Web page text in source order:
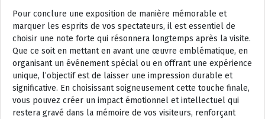
Pour conclure une exposition de manière mémorable et
marquer les esprits de vos spectateurs, il est essentiel de
choisir une note forte qui résonnera longtemps après la visite.
Que ce soit en mettant en avant une œuvre emblématique, en
organisant un événement spécial ou en offrant une expérience
unique, l’objectif est de laisser une impression durable et
significative. En choisissant soigneusement cette touche finale,
vous pouvez créer un impact émotionnel et intellectuel qui
restera gravé dans la mémoire de vos visiteurs, renforçant